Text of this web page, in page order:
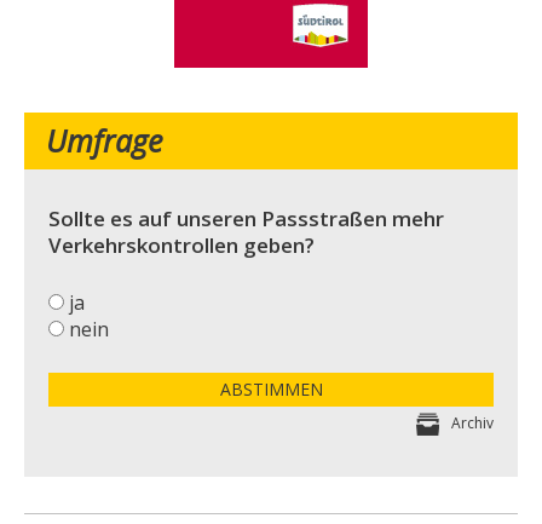
Umfrage
Sollte es auf unseren Passstraßen mehr
Verkehrskontrollen geben?
ja
nein
ABSTIMMEN
Archiv